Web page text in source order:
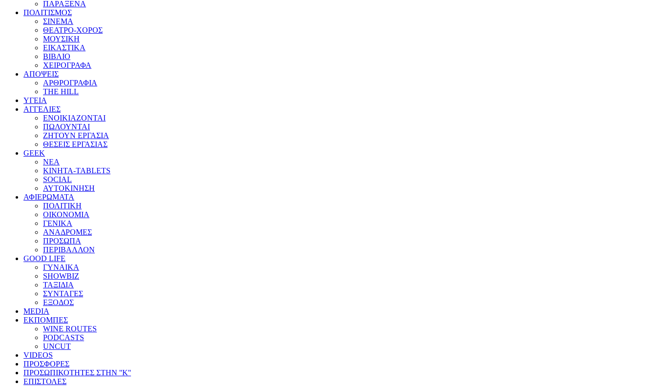
ΠΑΡΑΞΕΝΑ
ΠΟΛΙΤΙΣΜΟΣ
ΣΙΝΕΜΑ
ΘΕΑΤΡΟ-ΧΟΡΟΣ
ΜΟΥΣΙΚΗ
ΕΙΚΑΣΤΙΚΑ
ΒΙΒΛΙΟ
ΧΕΙΡΟΓΡΑΦΑ
ΑΠΟΨΕΙΣ
ΑΡΘΡΟΓΡΑΦΙΑ
THE HILL
ΥΓΕΙΑ
ΑΓΓΕΛΙΕΣ
ΕΝΟΙΚΙΑΖΟΝΤΑΙ
ΠΩΛΟΥΝΤΑΙ
ΖΗΤΟΥΝ ΕΡΓΑΣΙΑ
ΘΕΣΕΙΣ ΕΡΓΑΣΙΑΣ
GEEK
ΝΕΑ
ΚΙΝΗΤΑ-TABLETS
SOCIAL
ΑΥΤΟΚΙΝΗΣΗ
ΑΦΙΕΡΩΜΑΤΑ
ΠΟΛΙΤΙΚΗ
ΟΙΚΟΝΟΜΙΑ
ΓΕΝΙΚΑ
ΑΝΑΔΡΟΜΕΣ
ΠΡΟΣΩΠΑ
ΠΕΡΙΒΑΛΛΟΝ
GOOD LIFE
ΓΥΝΑΙΚΑ
SHOWBIZ
ΤΑΞΙΔΙΑ
ΣΥΝΤΑΓΕΣ
ΕΞΟΔΟΣ
MEDIA
ΕΚΠΟΜΠΕΣ
WINE ROUTES
PODCASTS
UNCUT
VIDEOS
ΠΡΟΣΦΟΡΕΣ
ΠΡΟΣΩΠΙΚΟΤΗΤΕΣ ΣΤΗΝ ''Κ''
ΕΠΙΣΤΟΛΕΣ